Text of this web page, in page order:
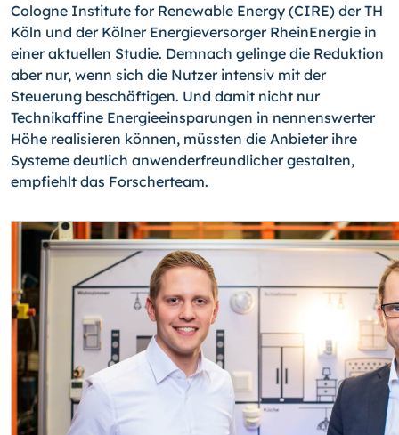
Cologne Institute for Renewable Energy (CIRE) der TH
Köln und der Kölner Energieversorger RheinEnergie in
einer aktuellen Studie. Demnach gelinge die Reduktion
aber nur, wenn sich die Nutzer intensiv mit der
Steuerung beschäftigen. Und damit nicht nur
Technikaffine Energieeinsparungen in nennenswerter
Höhe realisieren können, müssten die Anbieter ihre
Systeme deutlich anwenderfreundlicher gestalten,
empfiehlt das Forscherteam.